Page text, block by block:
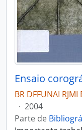
BR DFFUNAI
· 2004
Parte de